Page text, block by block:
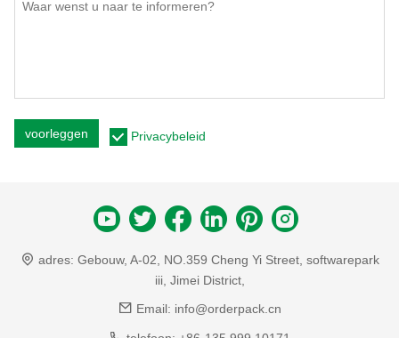
voorleggen Privacybeleid
adres: Gebouw, A-02, NO.359 Cheng Yi Street, softwarepark
iii, Jimei District,
Email: info@orderpack.cn